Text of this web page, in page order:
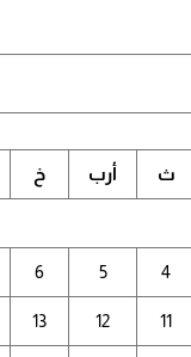
ث أرب خ
4
5
6
11
12
13